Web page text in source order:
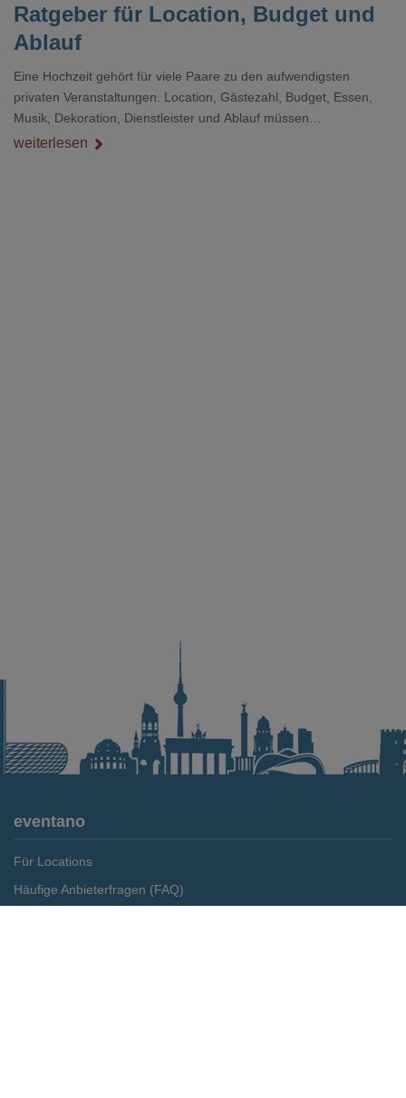
Ratgeber für Location, Budget und
Ablauf
Eine Hochzeit gehört für viele Paare zu den aufwendigsten
privaten Veranstaltungen. Location, Gästezahl, Budget, Essen,
Musik, Dekoration, Dienstleister und Ablauf müssen
zusammenpassen, damit der Tag gut organisiert ist und trotzdem
weiterlesen
eventano
Für Locations
Häufige Anbieterfragen (FAQ)